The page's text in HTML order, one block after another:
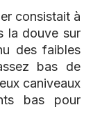
consistait à
la douve sur
des faibles
bas de
caniveaux
bas pour